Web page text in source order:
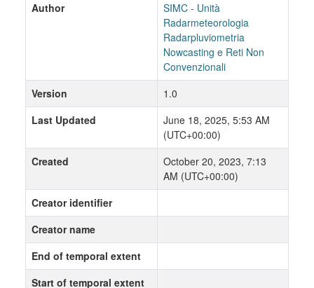
Author
SIMC - Unità
Radarmeteorologia
Radarpluviometria
Nowcasting e Reti Non
Convenzionali
Version
1.0
Last Updated
June 18, 2025, 5:53 AM
(UTC+00:00)
Created
October 20, 2023, 7:13
AM (UTC+00:00)
Creator identifier
Creator name
End of temporal extent
Start of temporal extent